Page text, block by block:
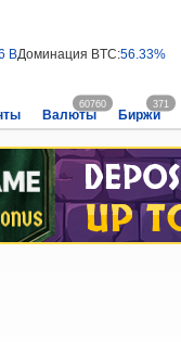
BДоминация BTC:56.33%
Валюты
60760
Биржи
371